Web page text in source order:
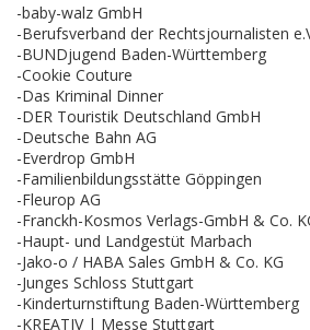
-baby-walz GmbH
-Berufsverband der Rechtsjournalisten
-BUNDjugend Baden-Württemberg
-Cookie Couture
-Das Kriminal Dinner
-DER Touristik Deutschland GmbH
-Deutsche Bahn AG
-Everdrop GmbH
-Familienbildungsstätte Göppingen
-Fleurop AG
-Franckh-Kosmos Verlags-GmbH & Co.
-Haupt- und Landgestüt Marbach
-Jako-o / HABA Sales GmbH & Co. KG
-Junges Schloss Stuttgart
-Kinderturnstiftung Baden-Württemberg
-KREATIV | Messe Stuttgart